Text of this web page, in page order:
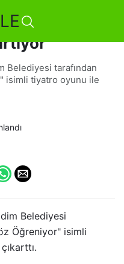
Didim
Belediyesi tarafından
isimli tiyatro oyunu ile
Belediyesi
Öğreniyor" isimli